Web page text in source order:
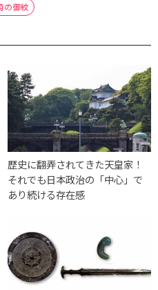
の御紋
歴史に翻弄されてきた天皇家！
それでも日本政治の「中心」で
あり続ける存在感